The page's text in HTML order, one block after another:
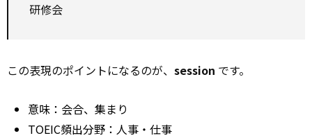
研修会
この表現のポイントになるのが、 session です。
意味：会合、集まり
TOEIC頻出分野：人事・仕事